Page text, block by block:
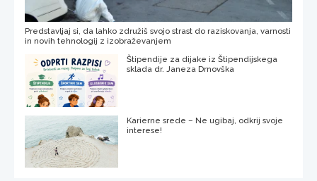
Predstavljaj si, da lahko združiš svojo strast do raziskovanja, varnosti
in novih tehnologij z izobraževanjem
Štipendije za dijake iz Štipendijskega
sklada dr. Janeza Drnovška
Karierne srede – Ne ugibaj, odkrij svoje
interese!